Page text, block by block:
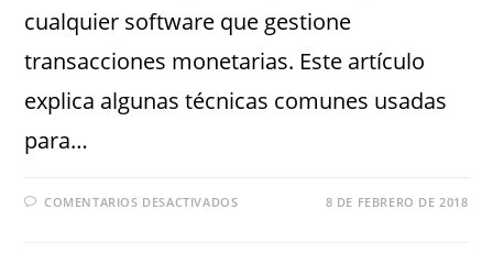
cualquier software que gestione
transacciones monetarias. Este artículo
explica algunas técnicas comunes usadas
para…
COMENTARIOS DESACTIVADOS 8 DE FEBRERO DE 2018